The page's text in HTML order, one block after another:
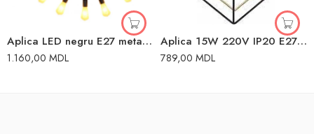
Aplica LED negru E27 metal LUMINA LED
1.160,00 MDL
Aplica 15W 220V IP20 E27 TK Lighting
789,00 MDL